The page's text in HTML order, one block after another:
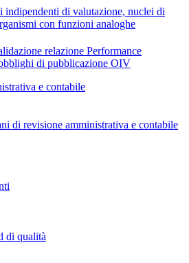
indipendenti di valutazione, nuclei di
con funzioni analoghe
relazione Performance
di pubblicazione OIV
e contabile
di revisione amministrativa e contabile
di qualità